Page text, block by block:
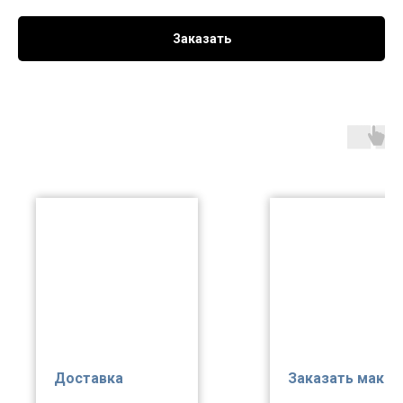
Заказать
Доставка Заказать макет